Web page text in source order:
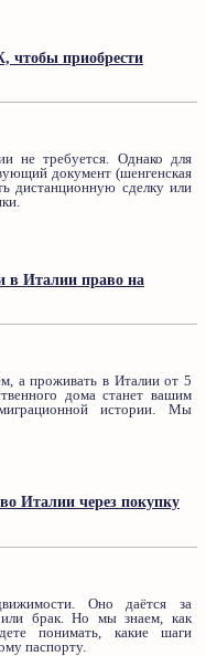
чтобы приобрести
не требуется. Однако для
документ (шенгенская
дистанционную сделку или
в Италии право на
а проживать в Италии от 5
дома станет вашим
истории. Мы
Италии через покупку
Оно даётся за
или брак. Но мы знаем, как
понимать, какие шаги
паспорту.